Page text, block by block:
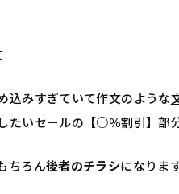
込みすぎていて作文のような
たいセールの【○％割引】部
ちろん後者のチラシになります